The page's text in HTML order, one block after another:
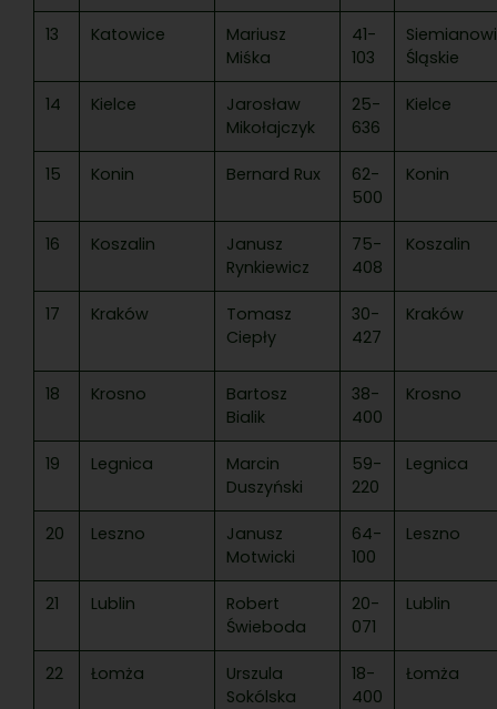
13 Katowice
Mariusz
Miśka
41-
103
Śląskie
14 Kielce
Jarosław
Mikołajczyk
25-
636
Kielce
15 Konin Bernard Rux
62-
500
Konin
16 Koszalin
Janusz
Rynkiewicz
75-
408
Koszalin
17 Kraków
Tomasz
Ciepły
30-
427
Kraków
18 Krosno
Bartosz
Bialik
38-
400
Krosno
19 Legnica
Marcin
Duszyński
59-
220
Legnica
20 Leszno
Janusz
Motwicki
64-
100
Leszno
21 Lublin
Robert
Świeboda
20-
071
Lublin
22 Łomża
Urszula
Sokólska
18-
400
Łomża